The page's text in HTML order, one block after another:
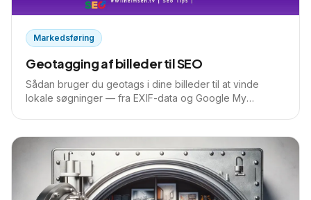
Markedsføring
Geotagging af billeder til SEO
Sådan bruger du geotags i dine billeder til at vinde
lokale søgninger — fra EXIF-data og Google My